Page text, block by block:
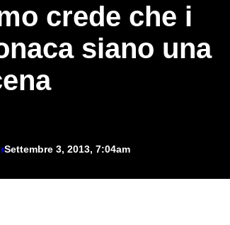
crede che i
siano una
Settembre 3, 2013, 7:04am